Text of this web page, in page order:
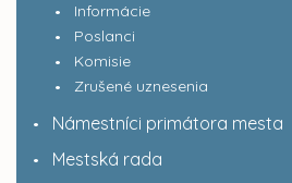
Informácie
Poslanci
Komisie
Zrušené uznesenia
Námestníci primátora mesta
Mestská rada